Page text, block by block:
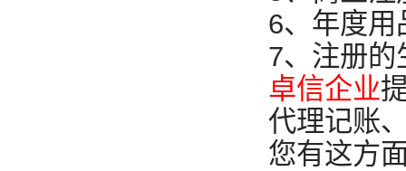
6、年度用
7、注册的
卓信企业
代理记账
您有这方